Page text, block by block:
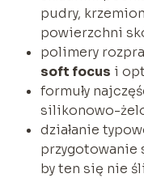
pudry,
powierzchni
polimery
soft focus i
formuły
silikonowo-
działanie
przygotowanie
by ten się nie